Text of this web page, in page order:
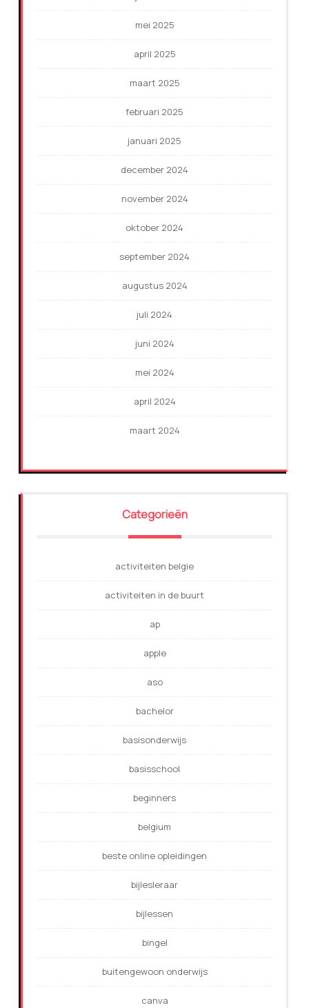
mei 2025
april 2025
maart 2025
februari 2025
januari 2025
december 2024
november 2024
oktober 2024
september 2024
augustus 2024
juli 2024
juni 2024
mei 2024
april 2024
maart 2024
Categorieën
activiteiten belgie
activiteiten in de buurt
ap
apple
aso
bachelor
basisonderwijs
basisschool
beginners
belgium
beste online opleidingen
bijlesleraar
bijlessen
bingel
buitengewoon onderwijs
canva